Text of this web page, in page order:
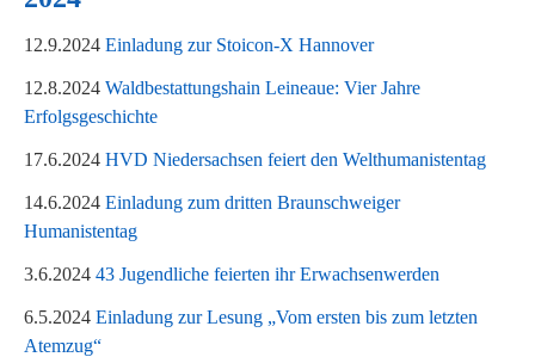
12.9.2024 Einladung zur Stoicon-X Hannover
12.8.2024 Waldbestattungshain Leineaue: Vier Jahre
Erfolgsgeschichte
17.6.2024 HVD Niedersachsen feiert den Welthumanistentag
14.6.2024 Einladung zum dritten Braunschweiger
Humanistentag
3.6.2024 43 Jugendliche feierten ihr Erwachsenwerden
6.5.2024 Einladung zur Lesung „Vom ersten bis zum letzten
Atemzug“